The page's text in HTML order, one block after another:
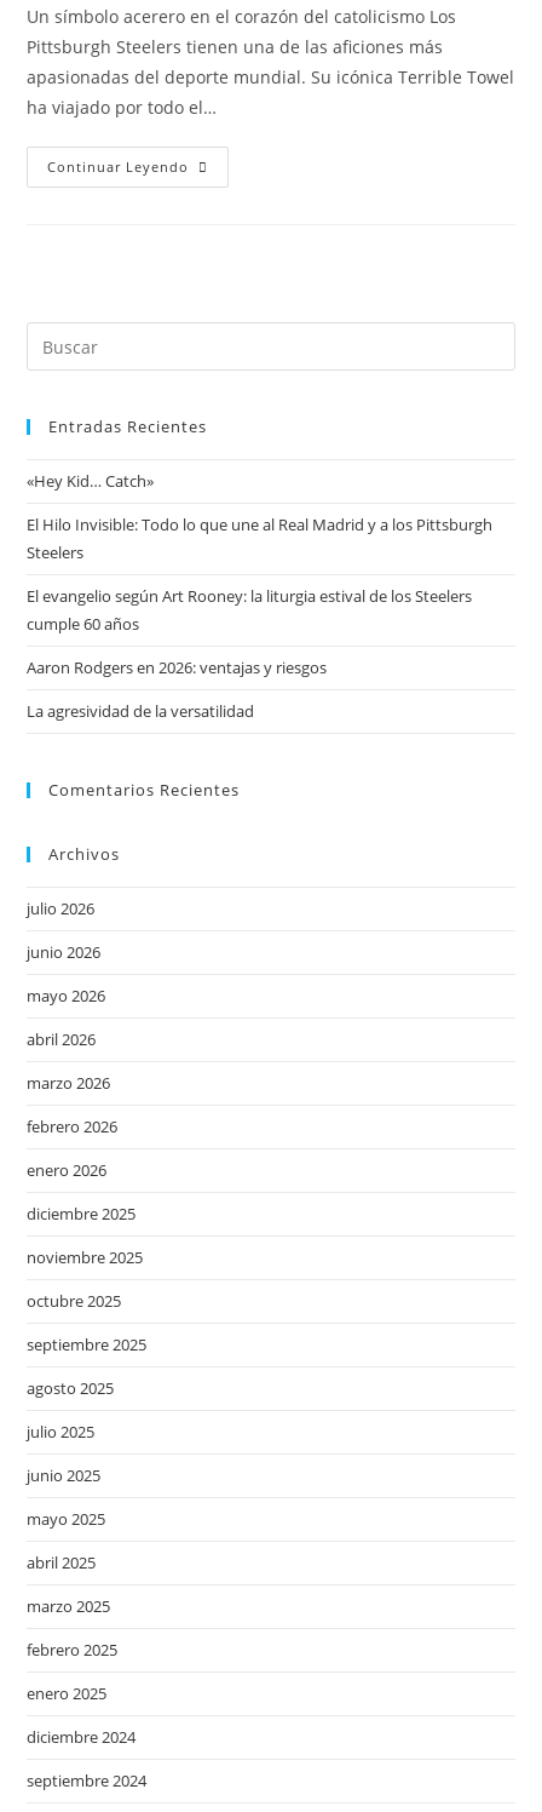
Un símbolo acerero en el corazón del catolicismo Los
Pittsburgh Steelers tienen una de las aficiones más
apasionadas del deporte mundial. Su icónica Terrible Towel
ha viajado por todo el…
Continuar Leyendo
Entradas Recientes
«Hey Kid… Catch»
El Hilo Invisible: Todo lo que une al Real Madrid y a los Pittsburgh
Steelers
El evangelio según Art Rooney: la liturgia estival de los Steelers
cumple 60 años
Aaron Rodgers en 2026: ventajas y riesgos
La agresividad de la versatilidad
Comentarios Recientes
Archivos
julio 2026
junio 2026
mayo 2026
abril 2026
marzo 2026
febrero 2026
enero 2026
diciembre 2025
noviembre 2025
octubre 2025
septiembre 2025
agosto 2025
julio 2025
junio 2025
mayo 2025
abril 2025
marzo 2025
febrero 2025
enero 2025
diciembre 2024
septiembre 2024